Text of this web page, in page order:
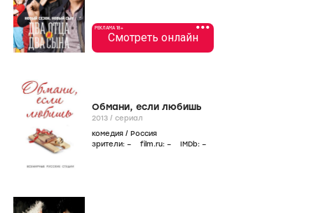
•••
РЕКЛАМА 18+
Смотреть онлайн
Обмани, если любишь
2013 / сериал
комедия / Россия
зрители: – film.ru: – IMDb: –